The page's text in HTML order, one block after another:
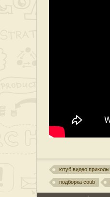
ютуб видео приколы
подборка coub